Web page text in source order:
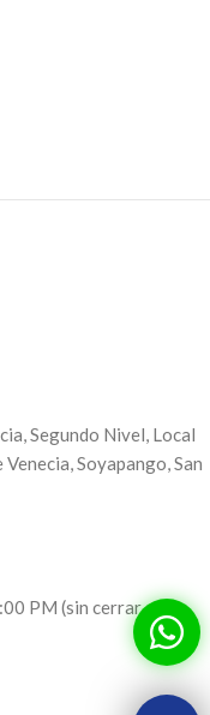
Segundo Nivel, Local
Soyapango, San
PM (sin cerrar al